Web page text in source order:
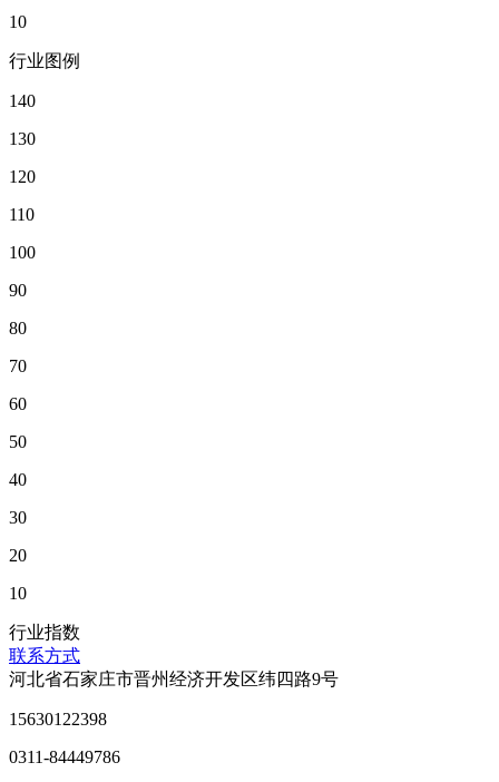
10
行业图例
140
130
120
110
100
90
80
70
60
50
40
30
20
10
行业指数
联系方式
河北省石家庄市晋州经济开发区纬四路9号
15630122398
0311-84449786